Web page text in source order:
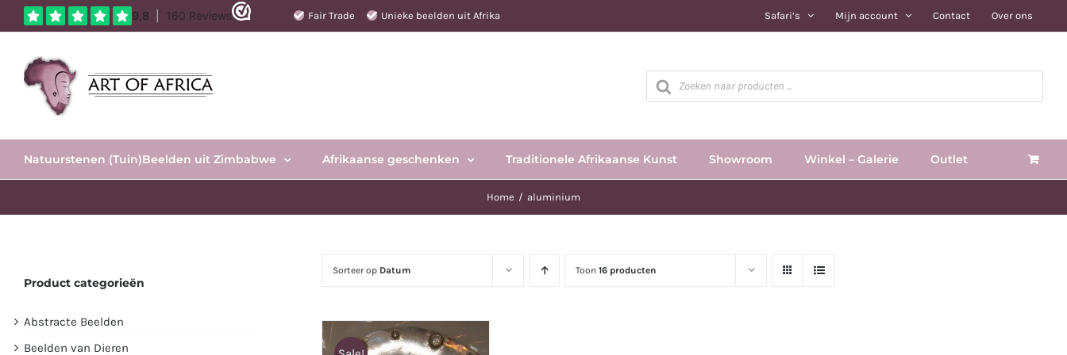
naar
inhoud
Fair Trade Unieke beelden uit Afrika Safari’s Mijn account Contact Over ons
Producten
zoeken
Natuurstenen (Tuin)Beelden uit Zimbabwe Afrikaanse geschenken Traditionele Afrikaanse Kunst Showroom Winkel – Galerie Outlet
Home aluminium
Sorteer op Datum Toon16 producten
Product categorieën
Abstracte Beelden
Beelden van Dieren